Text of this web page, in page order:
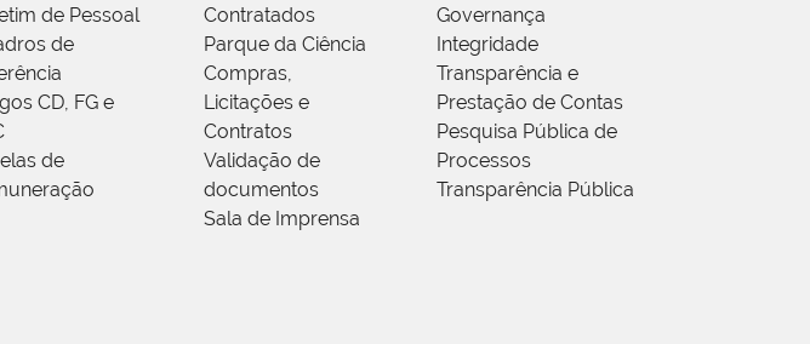
de Pessoal
de
CD, FG e
de
Contratados
Parque da Ciência
Compras,
Licitações e
Contratos
Validação de
documentos
Sala de Imprensa
Governança
Integridade
Transparência e
Prestação de Contas
Pesquisa Pública de
Processos
Transparência Pública